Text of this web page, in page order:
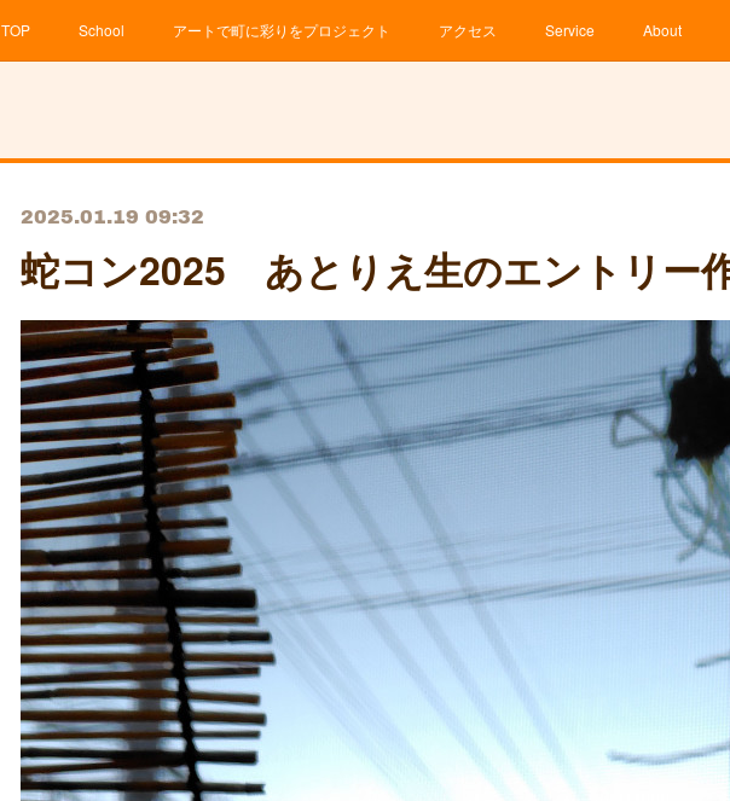
TOP School アートで町に彩りをプロジェクト アクセス Service About
2025.01.19 09:32
蛇コン2025 あとりえ生のエントリー